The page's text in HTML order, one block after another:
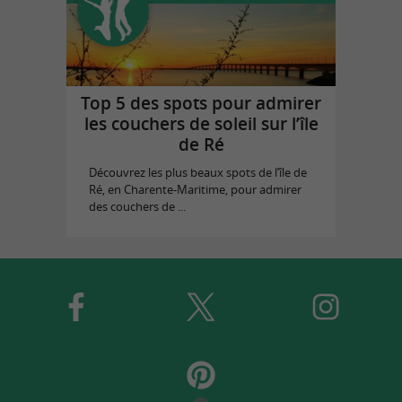
Top 5 des spots pour admirer
les couchers de soleil sur l’île
de Ré
Découvrez les plus beaux spots de l’île de
Ré, en Charente-Maritime, pour admirer
des couchers de ...